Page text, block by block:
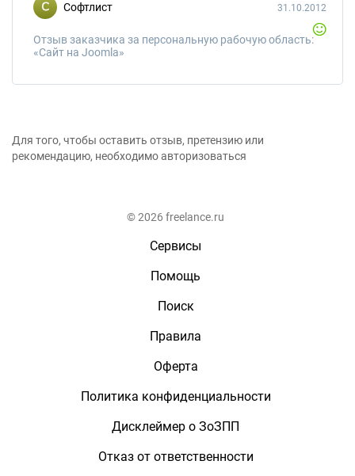
Софтлист
Отзыв заказчика за персональную рабочую область:
«Сайт на Joomla»
31.10.2012
Для того, чтобы оставить отзыв, претензию или
рекомендацию, необходимо авторизоваться
© 2026 freelance.ru
Сервисы
Помощь
Поиск
Правила
Оферта
Политика конфиденциальности
Дисклеймер о ЗоЗПП
Отказ от ответственности